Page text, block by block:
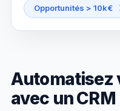
Opportunités > 10k€
Automatisez
avec un CRM